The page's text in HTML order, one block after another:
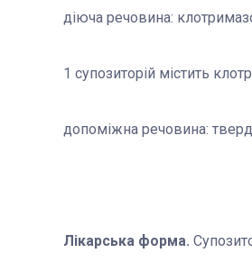
діюча речовина:
1 супозиторій містить
допоміжна речовина:
Лікарська форма.